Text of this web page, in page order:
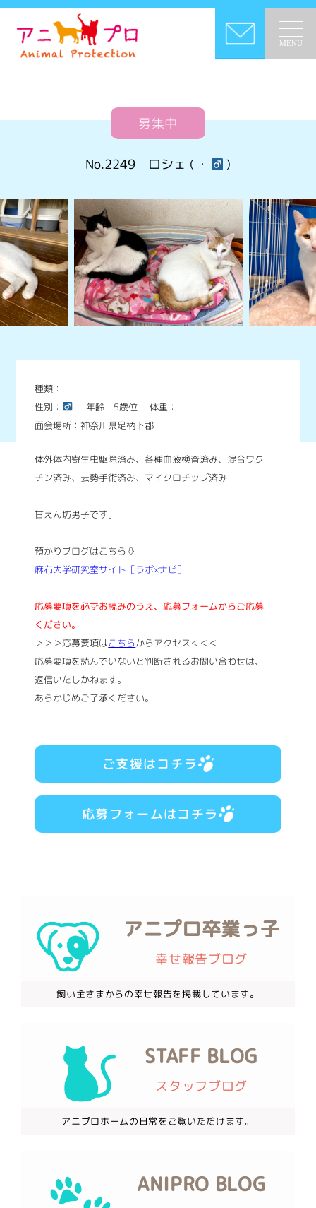
MENU
No.2249 ロシェ ( ・ )
募集中
種類：
性別：
年齢：5歳位
体重：
面会場所：神奈川県足柄下郡
体外体内寄生虫駆除済み、各種血液検査済み、混合ワク
チン済み、去勢手術済み、マイクロチップ済み
甘えん坊男子です。
預かりブログはこちら⇩
麻布大学研究室サイト［ラボ×ナビ］
応募要項を必ずお読みのうえ、応募フォームからご応募
ください。
＞＞＞応募要項はこちらからアクセス＜＜＜
応募要項を読んでいないと判断されるお問い合わせは、
返信いたしかねます。
あらかじめご了承ください。
ご支援はコチラ
応募フォームはコチラ
アニプロ卒業っ子
幸せ報告ブログ
飼い主さまからの幸せ報告を掲載しています。
STAFF BLOG
スタッフブログ
アニプロホームの日常をご覧いただけます。
ANIPRO BLOG